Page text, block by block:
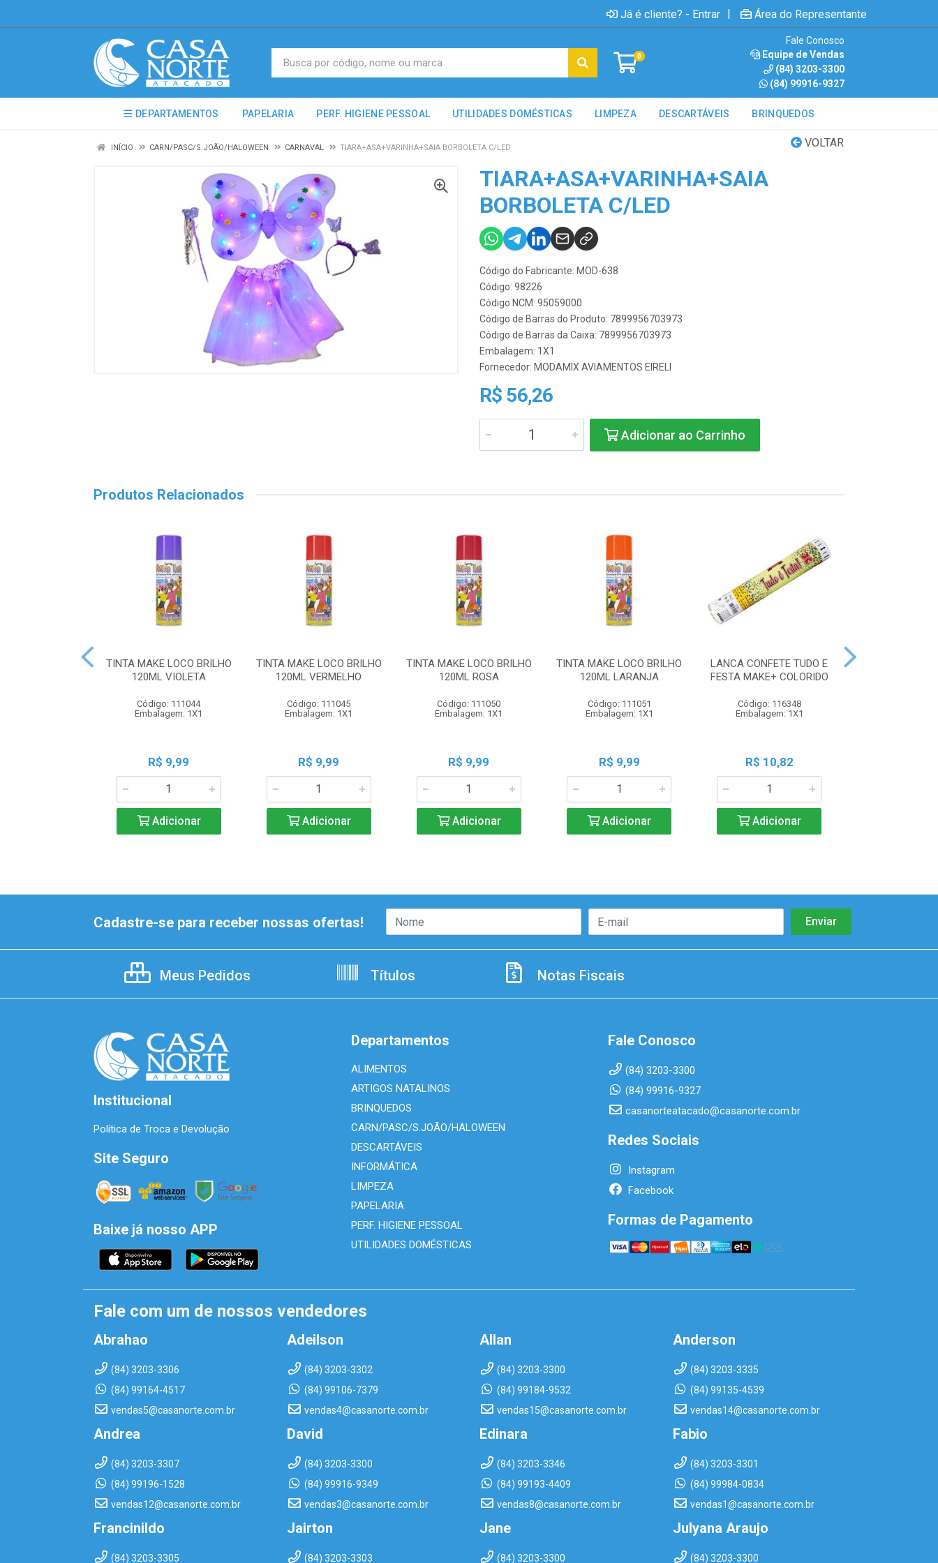
Já é cliente? - Entrar | Área do Representante
0
Fale Conosco
Equipe de Vendas
(84) 3203-3300
(84) 99916-9327
DEPARTAMENTOS PAPELARIA PERF. HIGIENE PESSOAL UTILIDADES DOMÉSTICAS LIMPEZA DESCARTÁVEIS BRINQUEDOS
VOLTAR
INÍCIO CARN/PASC/S.JOÃO/HALOWEEN CARNAVAL TIARA+ASA+VARINHA+SAIA BORBOLETA C/LED
TIARA+ASA+VARINHA+SAIA
BORBOLETA C/LED
Código do Fabricante: MOD-638
Código: 98226
Código NCM: 95059000
Código de Barras do Produto: 7899956703973
Código de Barras da Caixa: 7899956703973
Embalagem: 1X1
Fornecedor: MODAMIX AVIAMENTOS EIRELI
R$ 56,26
Adicionar ao Carrinho
Produtos Relacionados
TINTA MAKE LOCO BRILHO
120ML VIOLETA
Código: 111044
Embalagem: 1X1
R$ 9,99
Adicionar
TINTA MAKE LOCO BRILHO
120ML VERMELHO
Código: 111045
Embalagem: 1X1
R$ 9,99
Adicionar
TINTA MAKE LOCO BRILHO
120ML ROSA
Código: 111050
Embalagem: 1X1
R$ 9,99
Adicionar
TINTA MAKE LOCO BRILHO
120ML LARANJA
Código: 111051
Embalagem: 1X1
R$ 9,99
Adicionar
LANCA CONFETE TUDO E
FESTA MAKE+ COLORIDO
Código: 116348
Embalagem: 1X1
R$ 10,82
Adicionar
Cadastre-se para receber nossas ofertas!
Meus Pedidos Títulos Notas Fiscais
Institucional
Política de Troca e Devolução
Site Seguro
Baixe já nosso APP
Departamentos
ALIMENTOS
ARTIGOS NATALINOS
BRINQUEDOS
CARN/PASC/S.JOÃO/HALOWEEN
DESCARTÁVEIS
INFORMÁTICA
LIMPEZA
PAPELARIA
PERF. HIGIENE PESSOAL
UTILIDADES DOMÉSTICAS
Fale Conosco
(84) 3203-3300
(84) 99916-9327
casanorteatacado@casanorte.com.br
Redes Sociais
Instagram
Facebook
Formas de Pagamento
Fale com um de nossos vendedores
Abrahao
(84) 3203-3306
(84) 99164-4517
vendas5@casanorte.com.br
Adeilson
(84) 3203-3302
(84) 99106-7379
vendas4@casanorte.com.br
Allan
(84) 3203-3300
(84) 99184-9532
vendas15@casanorte.com.br
Anderson
(84) 3203-3335
(84) 99135-4539
vendas14@casanorte.com.br
Andrea
(84) 3203-3307
(84) 99196-1528
vendas12@casanorte.com.br
David
(84) 3203-3300
(84) 99916-9349
vendas3@casanorte.com.br
Edinara
(84) 3203-3346
(84) 99193-4409
vendas8@casanorte.com.br
Fabio
(84) 3203-3301
(84) 99984-0834
vendas1@casanorte.com.br
Francinildo
(84) 3203-3305
Jairton
(84) 3203-3303
Jane
(84) 3203-3300
Julyana Araujo
(84) 3203-3300